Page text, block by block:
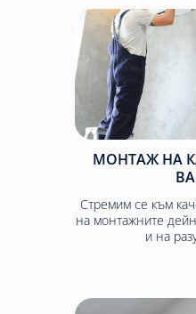
МОНТАЖ НА
Стремим се към
на монтажните
и на